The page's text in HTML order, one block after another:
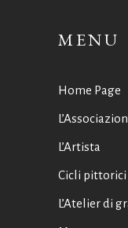
MENU
Home Page
L’Artista
Cicli pittorici
L’Atelier di